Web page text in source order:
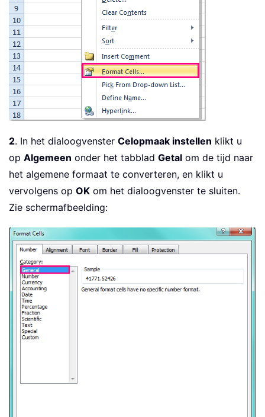
2. In het dialoogvenster Celopmaak instellen klikt u
op Algemeen onder het tabblad Getal om de tijd naar
het algemene formaat te converteren, en klikt u
vervolgens op OK om het dialoogvenster te sluiten.
Zie schermafbeelding: